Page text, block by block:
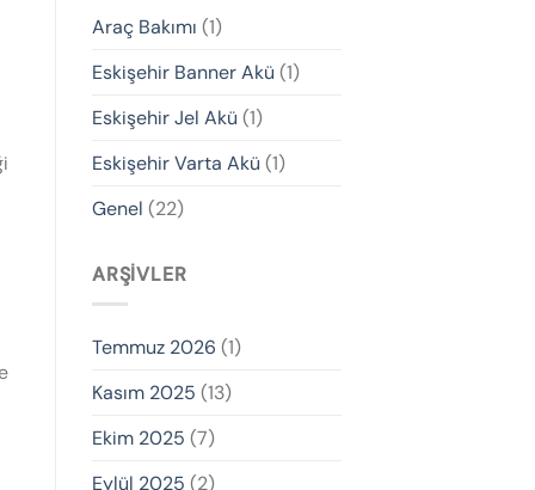
Araç Bakımı (1)
Eskişehir Banner Akü (1)
Eskişehir Jel Akü (1)
Eskişehir Varta Akü (1)
Genel (22)
ARŞIVLER
Temmuz 2026 (1)
Kasım 2025 (13)
Ekim 2025 (7)
Eylül 2025 (2)